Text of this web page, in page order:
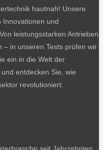
hautnah! Unsere
Innovationen und
leistungsstarken Antrieben
– in unseren Tests prüfen wir
ein in die Welt der
entdecken Sie, wie
revolutioniert.
seit Jahrzehnten,